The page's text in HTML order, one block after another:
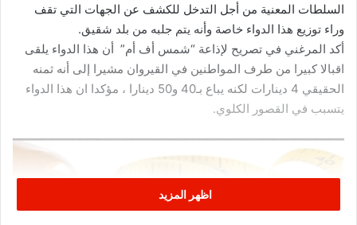
السلطات المعنية من أجل التدخل للكشف عن الجهات التي تقف
وراء توزيع هذا الدواء خاصة وأنه يتم جلبه من بلد شقيق.
أكد المرغني في تصريح لإذاعة “شمس أف أم” أن هذا الدواء يلقى
اقبالا كبيرا من طرف المواطنين في القيروان مشيرا إلى أنه ثمنه
الحقيقي 4 دينارات لكنه يباع بـ40 و50 دينارا ، مؤكدا ان هذا الدواء
يتسبب في القصور الكلوي.
اظهر المزيد